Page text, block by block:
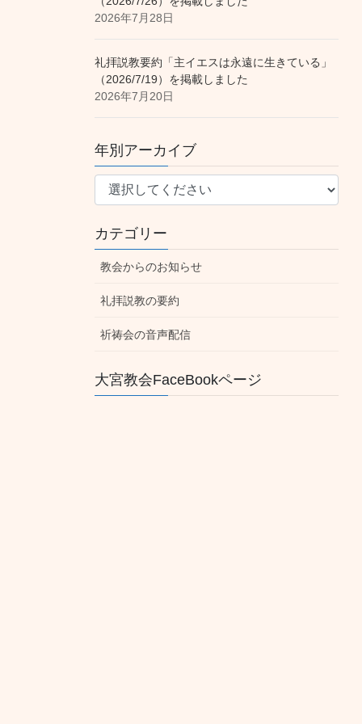
2026年7月28日
礼拝説教要約「主イエスは永遠に生きている」
（2026/7/19）を掲載しました
2026年7月20日
年別アーカイブ
カテゴリー
教会からのお知らせ
礼拝説教の要約
祈祷会の音声配信
大宮教会FaceBookページ